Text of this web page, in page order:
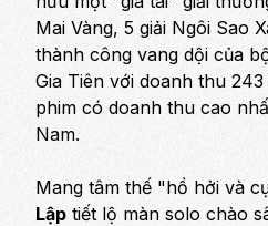
Mai Vàng, 5 giải Ngôi Sao
thành công vang dội của
Gia Tiênvới doanh thu
phim có doanh thu cao
Nam.
Mang tâm thế "hồ hởi và
Lậptiết lộ màn solo chào